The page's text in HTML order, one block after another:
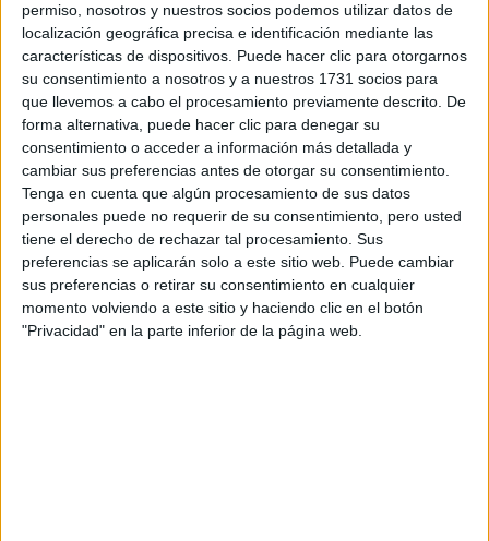
permiso, nosotros y nuestros socios podemos utilizar datos de
localización geográfica precisa e identificación mediante las
características de dispositivos. Puede hacer clic para otorgarnos
su consentimiento a nosotros y a nuestros 1731 socios para
que llevemos a cabo el procesamiento previamente descrito. De
forma alternativa, puede hacer clic para denegar su
consentimiento o acceder a información más detallada y
cambiar sus preferencias antes de otorgar su consentimiento.
Tenga en cuenta que algún procesamiento de sus datos
personales puede no requerir de su consentimiento, pero usted
tiene el derecho de rechazar tal procesamiento. Sus
preferencias se aplicarán solo a este sitio web. Puede cambiar
sus preferencias o retirar su consentimiento en cualquier
momento volviendo a este sitio y haciendo clic en el botón
"Privacidad" en la parte inferior de la página web.
Escribe aquí las dudas o preguntas que te gustaría que te
respondieran: plazos de preinscripción, precios, plazas
disponibles…:
Acepto lostérminos y condicionesy lapolítica de
privacidad :*
Información básica sobre protección de datos
Responsable:Compás Mediterráneo SL (Editora de la